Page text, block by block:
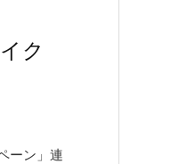
ク
ーン」連